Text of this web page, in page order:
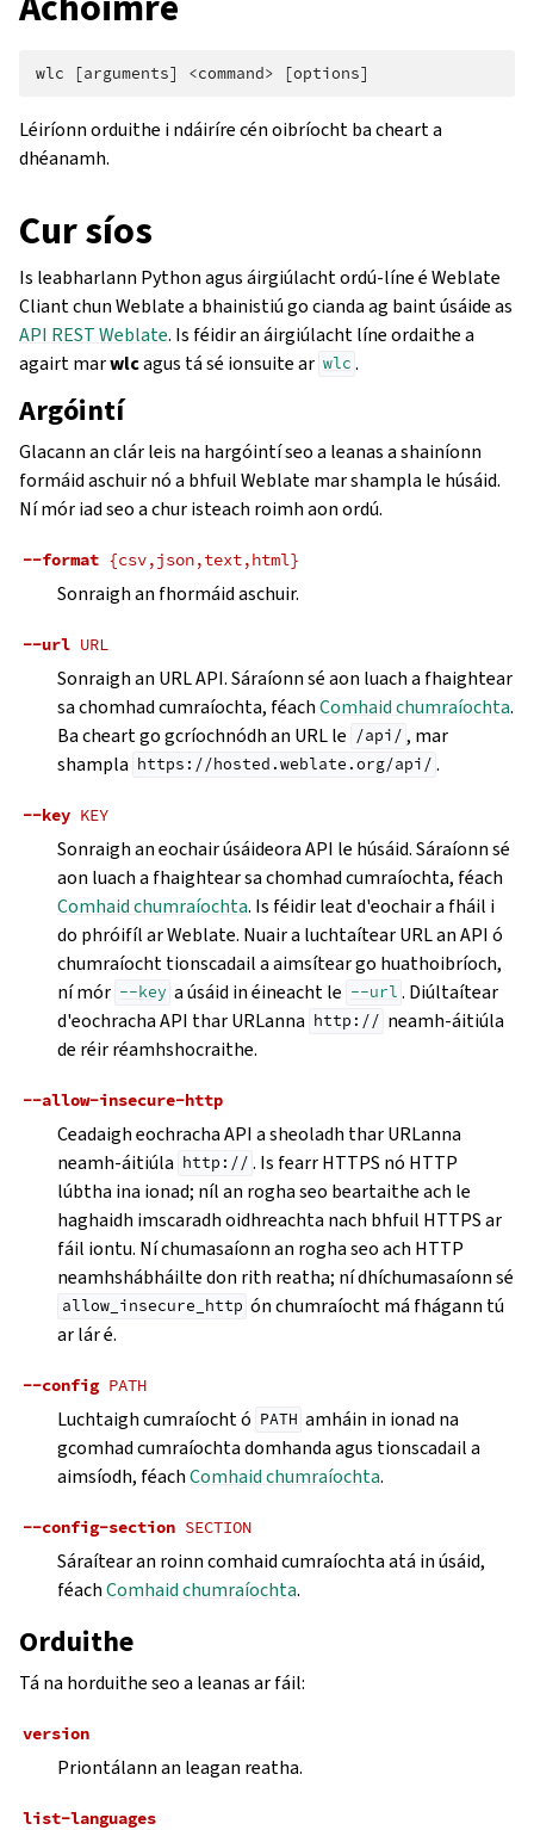
Léiríonn orduithe i ndáiríre cén oibríocht ba cheart a
dhéanamh.
Cur síos
Is leabharlann Python agus áirgiúlacht ordú-líne é Weblate
Cliant chun Weblate a bhainistiú go cianda ag baint úsáide as
API REST Weblate. Is féidir an áirgiúlacht líne ordaithe a
agairt marwlcagus tá sé ionsuite ar wlc .
Argóintí
Glacann an clár leis na hargóintí seo a leanas a shainíonn
formáid aschuir nó a bhfuil Weblate mar shampla le húsáid.
Ní mór iad seo a chur isteach roimh aon ordú.
--format {csv,json,text,html}
Sonraigh an fhormáid aschuir.
--url URL
Sonraigh an URL API. Sáraíonn sé aon luach a fhaightear
sa chomhad cumraíochta, féachComhaid chumraíochta.
Ba cheart go gcríochnódh an URL le /api/ , mar
shampla https://hosted.weblate.org/api/ .
--key KEY
Sonraigh an eochair úsáideora API le húsáid. Sáraíonn sé
aon luach a fhaightear sa chomhad cumraíochta, féach
Comhaid chumraíochta. Is féidir leat d'eochair a fháil i
do phróifíl ar Weblate. Nuair a luchtaítear URL an API ó
chumraíocht tionscadail a aimsítear go huathoibríoch,
ní mór --key a úsáid in éineacht le --url . Diúltaítear
d'eochracha API thar URLanna http:// neamh-áitiúla
de réir réamhshocraithe.
--allow-insecure-http
Ceadaigh eochracha API a sheoladh thar URLanna
neamh-áitiúla http:// . Is fearr HTTPS nó HTTP
lúbtha ina ionad; níl an rogha seo beartaithe ach le
haghaidh imscaradh oidhreachta nach bhfuil HTTPS ar
fáil iontu. Ní chumasaíonn an rogha seo ach HTTP
neamhshábháilte don rith reatha; ní dhíchumasaíonn sé
allow_insecure_http ón chumraíocht má fhágann tú
ar lár é.
--config PATH
Luchtaigh cumraíocht ó PATH amháin in ionad na
gcomhad cumraíochta domhanda agus tionscadail a
aimsíodh, féachComhaid chumraíochta.
--config-section SECTION
Sáraítear an roinn comhaid cumraíochta atá in úsáid,
féachComhaid chumraíochta.
Orduithe
Tá na horduithe seo a leanas ar fáil:
version
Priontálann an leagan reatha.
list-languages